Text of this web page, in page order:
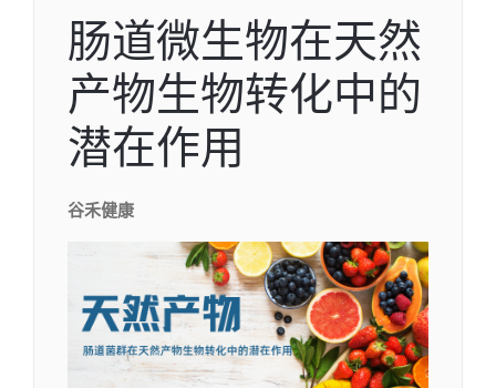
肠道微生物在天然
产物生物转化中的
潜在作用
谷禾健康